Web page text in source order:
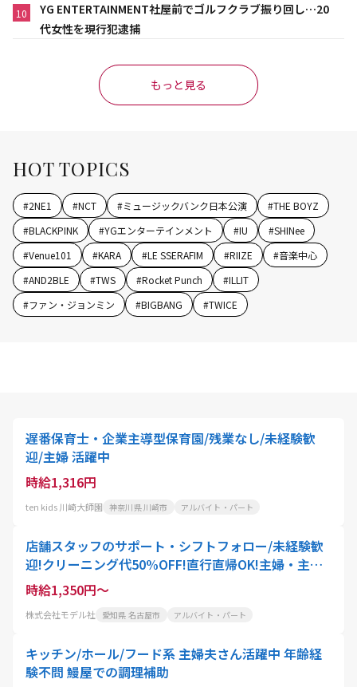
10
YG ENTERTAINMENT社屋前でゴルフクラブ振り回し…20
代女性を現行犯逮捕
もっと見る
HOT TOPICS
#2NE1 #NCT #ミュージックバンク日本公演 #THE BOYZ
#BLACKPINK #YGエンターテインメント #IU #SHINee
#Venue101 #KARA #LE SSERAFIM #RIIZE #音楽中心
#AND2BLE #TWS #Rocket Punch #ILLIT
#ファン・ジョンミン #BIGBANG #TWICE
遅番保育士・企業主導型保育園/残業なし/未経験歓
迎/主婦 活躍中
時給1,316円
ten kids 川崎大師園 神奈川県 川崎市 アルバイト・パート
店舗スタッフのサポート・シフトフォロー/未経験歓
迎!クリーニング代50%OFF!直行直帰OK!主婦・主夫
活躍中!ブランクOK!正社員登用あり
時給1,350円～
株式会社モデル社 愛知県 名古屋市 アルバイト・パート
キッチン/ホール/フード系 主婦夫さん活躍中 年齢経
験不問 鰻屋での調理補助